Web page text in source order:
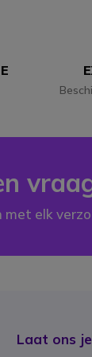
met elk
Laat ons